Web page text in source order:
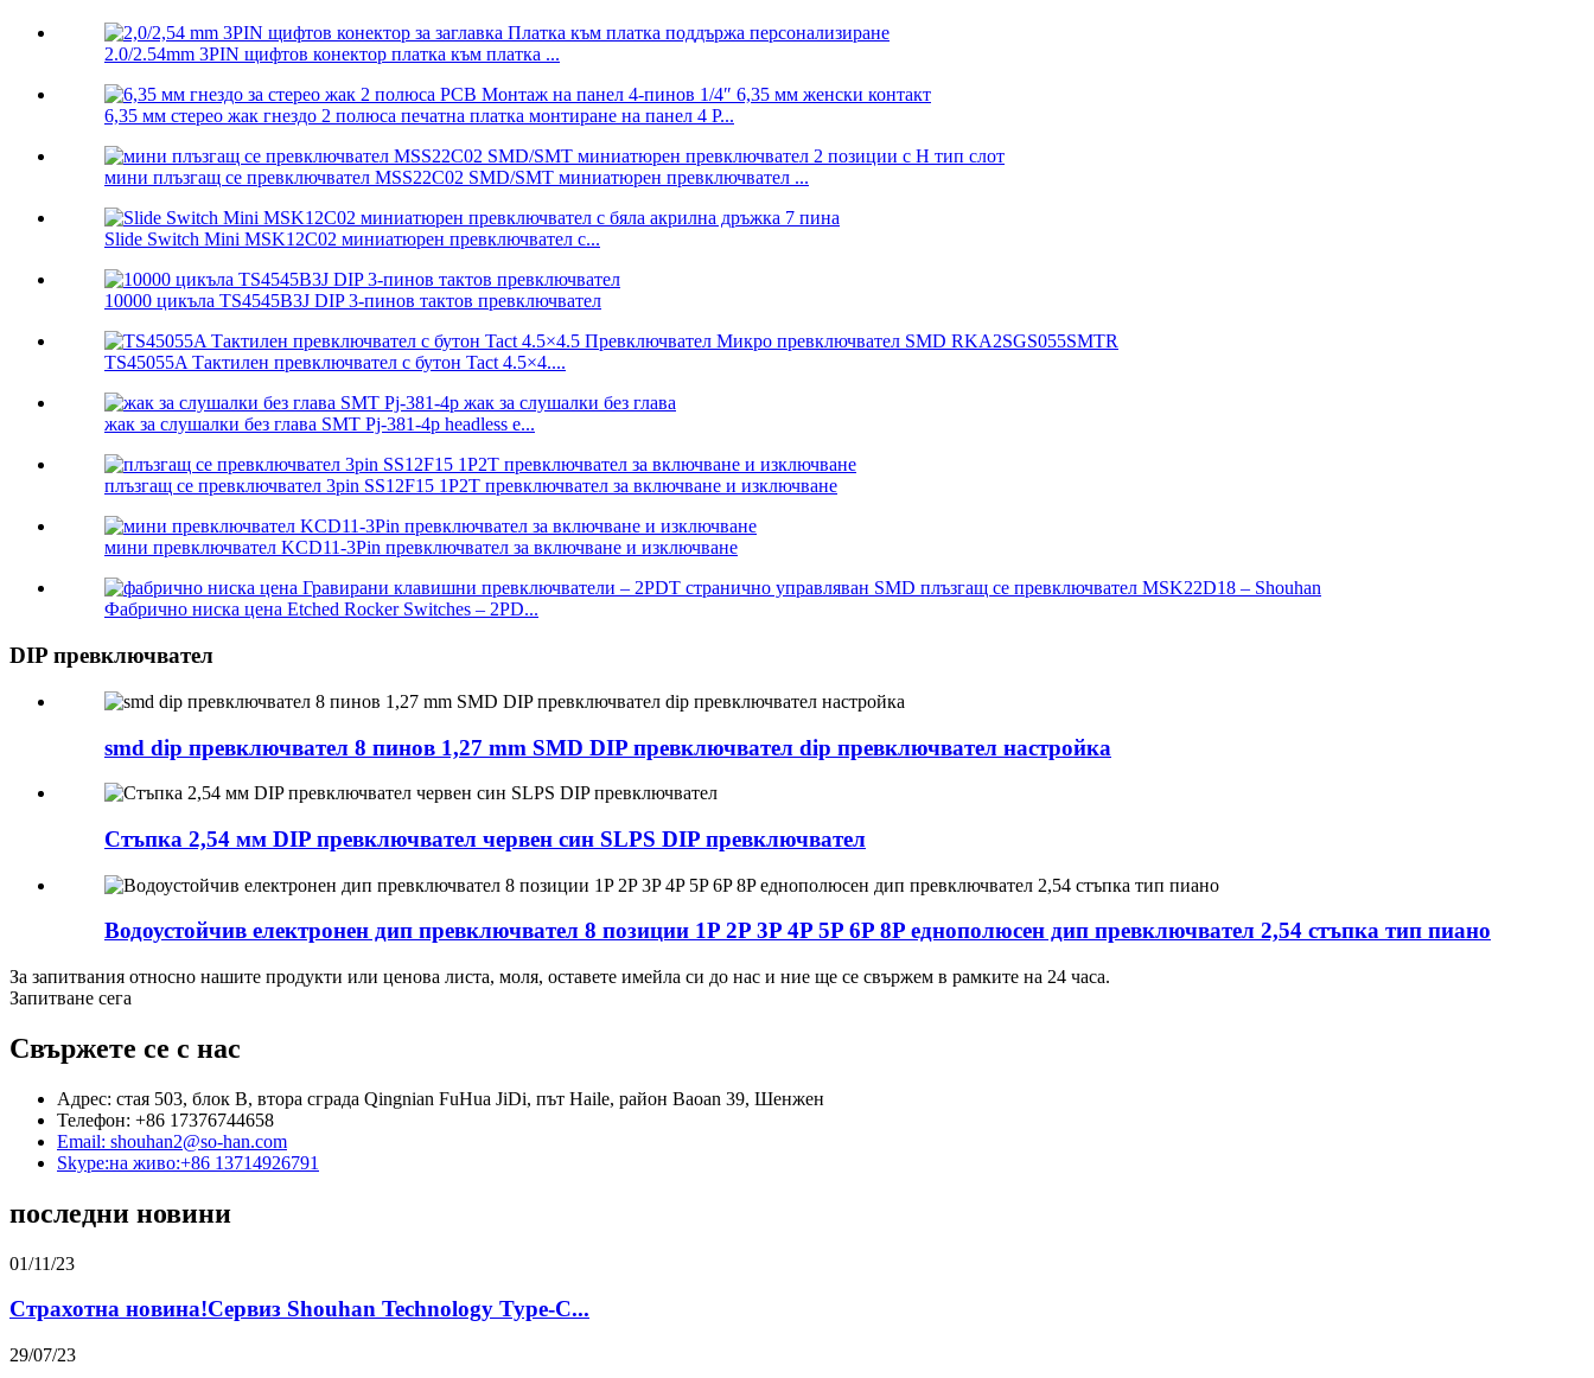
2.0/2.54mm 3PIN щифтов конектор платка към платка ...
6,35 мм стерео жак гнездо 2 полюса печатна платка монтиране на панел 4 P...
мини плъзгащ се превключвател MSS22C02 SMD/SMT миниатюрен превключвател ...
Slide Switch Mini MSK12C02 миниатюрен превключвател с...
10000 цикъла TS4545B3J DIP 3-пинов тактов превключвател
TS45055A Тактилен превключвател с бутон Tact 4.5×4....
жак за слушалки без глава SMT Pj-381-4p headless e...
плъзгащ се превключвател 3pin SS12F15 1P2T превключвател за включване и изключване
мини превключвател KCD11-3Pin превключвател за включване и изключване
Фабрично ниска цена Etched Rocker Switches – 2PD...
DIP превключвател
smd dip превключвател 8 пинов 1,27 mm SMD DIP превключвател dip превключвател настройка
Стъпка 2,54 мм DIP превключвател червен син SLPS DIP превключвател
Водоустойчив електронен дип превключвател 8 позиции 1P 2P 3P 4P 5P 6P 8P еднополюсен дип превключвател 2,54 стъпка тип пиано
За запитвания относно нашите продукти или ценова листа, моля, оставете имейла си до нас и ние ще се свържем в рамките на 24 часа.
Запитване сега
Свържете се с нас
Адрес: стая 503, блок B, втора сграда Qingnian FuHua JiDi, път Haile, район Baoan 39, Шенжен
Телефон: +86 17376744658
Email: shouhan2@so-han.com
Skype:на живо:+86 13714926791
последни новини
01/11/23
Страхотна новина!Сервиз Shouhan Technology Type-C...
29/07/23